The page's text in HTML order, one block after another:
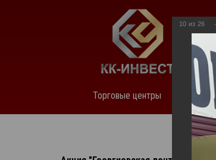
Торговые центры О компании
10 из 26